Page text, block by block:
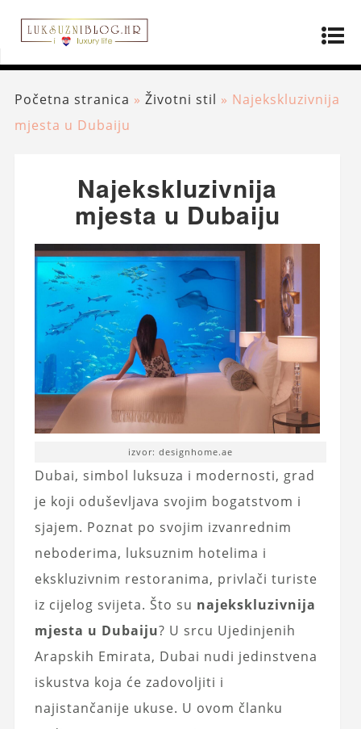
Početna stranica » Životni stil » Najekskluzivnija
mjesta u Dubaiju
Najekskluzivnija
mjesta u Dubaiju
izvor: designhome.ae
Dubai, simbol luksuza i modernosti, grad
je koji oduševljava svojim bogatstvom i
sjajem. Poznat po svojim izvanrednim
neboderima, luksuznim hotelima i
ekskluzivnim restoranima, privlači turiste
iz cijelog svijeta. Što su najekskluzivnija
mjesta u Dubaiju? U srcu Ujedinjenih
Arapskih Emirata, Dubai nudi jedinstvena
iskustva koja će zadovoljiti i
najistančanije ukuse. U ovom članku